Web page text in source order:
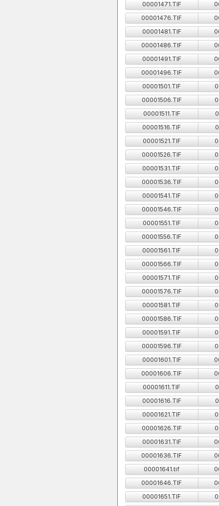
00001471.TIF
00001476.TIF
00001481.TIF
00001486.TIF
00001491.TIF
00001496.TIF
00001501.TIF
00001506.TIF
00001511.TIF
00001516.TIF
00001521.TIF
00001526.TIF
00001531.TIF
00001536.TIF
00001541.TIF
00001546.TIF
00001551.TIF
00001556.TIF
00001561.TIF
00001566.TIF
00001571.TIF
00001576.TIF
00001581.TIF
00001586.TIF
00001591.TIF
00001596.TIF
00001601.TIF
00001606.TIF
00001611.TIF
00001616.TIF
00001621.TIF
00001626.TIF
00001631.TIF
00001636.TIF
00001641.tif
00001646.TIF
00001651.TIF